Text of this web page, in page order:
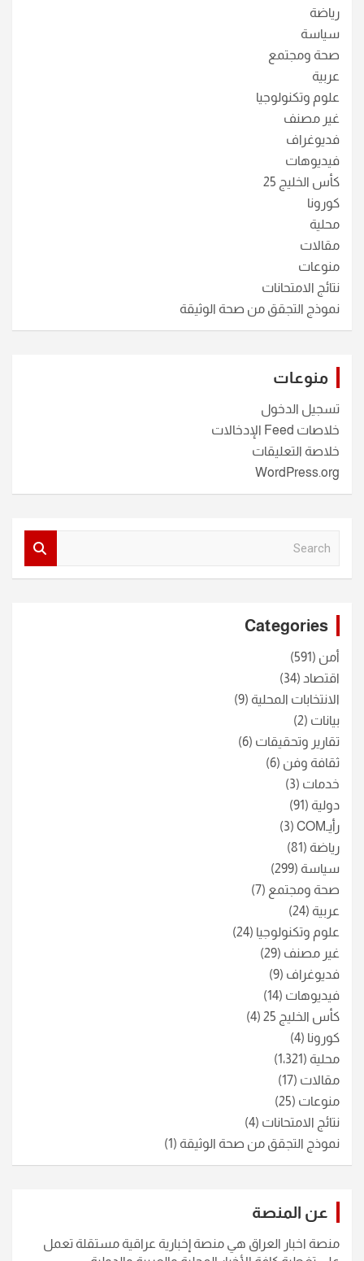
رياضة
سياسة
صحة ومجتمع
عربية
علوم وتكنولوجيا
غير مصنف
فديوغراف
فيديوهات
كأس الخليج 25
كورونا
محلية
مقالات
منوعات
نتائج الامتحانات
نموذج التجقق من صحة الوثيقة
منوعات
تسجيل الدخول
خلاصات Feed الإدخالات
خلاصة التعليقات
WordPress.org
Categories
أمن (591)
اقتصاد (34)
الانتخابات المحلية (9)
بيانات (2)
تقارير وتحقيقات (6)
ثقافة وفن (6)
خدمات (3)
دولية (91)
رأيـCOM
(3)
رياضة (81)
سياسة (299)
صحة ومجتمع (7)
عربية (24)
علوم وتكنولوجيا (24)
غير مصنف (29)
فديوغراف (9)
فيديوهات (14)
كأس الخليج 25
(4)
كورونا (4)
محلية (1٬321)
مقالات (17)
منوعات (25)
نتائج الامتحانات (4)
نموذج التجقق من صحة الوثيقة (1)
عن المنصة
منصة اخبار العراق هي منصة إخبارية عراقية مستقلة تعمل